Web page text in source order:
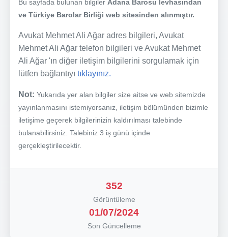
Bu sayfada bulunan bilgiler Adana Barosu levhasından
ve Türkiye Barolar Birliği web sitesinden alınmıştır.
Avukat Mehmet Ali Ağar adres bilgileri, Avukat
Mehmet Ali Ağar telefon bilgileri ve Avukat Mehmet
Ali Ağar 'ın diğer iletişim bilgilerini sorgulamak için
lütfen bağlantıyı tıklayınız.
Not: Yukarıda yer alan bilgiler size aitse ve web sitemizde
yayınlanmasını istemiyorsanız, iletişim bölümünden bizimle
iletişime geçerek bilgilerinizin kaldırılması talebinde
bulanabilirsiniz. Talebiniz 3 iş günü içinde
gerçekleştirilecektir.
352
Görüntüleme
01/07/2024
Son Güncelleme